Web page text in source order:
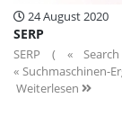
24 August 2020
SERP
SERP ( «
« Suchmaschinen-
Weiterlesen